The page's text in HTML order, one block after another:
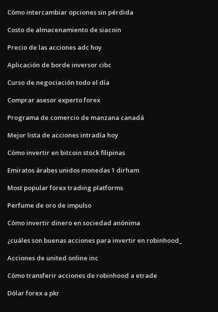
Cómo intercambiar opciones sin pérdida
Costo de almacenamiento de siacoin
Precio de las acciones adc hoy
Aplicación de borde inversor cibc
Curso de negociación todo el día
Comprar asesor experto forex
Programa de comercio de manzana canadá
Mejor lista de acciones intradía hoy
Cómo invertir en bitcoin stock filipinas
Emiratos árabes unidos monedas 1 dirham
Most popular forex trading platforms
Perfume de oro de impulso
Cómo invertir dinero en sociedad anónima
¿cuáles son buenas acciones para invertir en robinhood_
Acciones de united online inc
Cómo transferir acciones de robinhood a etrade
Dólar forex a pkr